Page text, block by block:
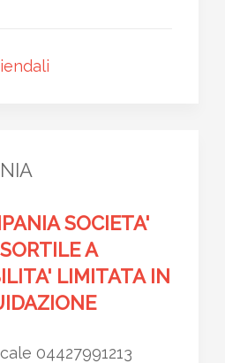
SOCIETA'
A
LIMITATA IN
04427991213